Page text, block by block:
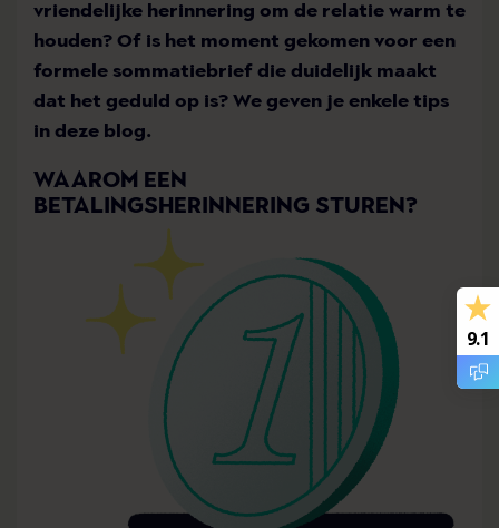
vriendelijke herinnering om de relatie warm te
houden? Of is het moment gekomen voor een
formele sommatiebrief die duidelijk maakt
dat het geduld op is? We geven je enkele tips
in deze blog.
WAAROM EEN
BETALINGSHERINNERING STUREN?
9.1